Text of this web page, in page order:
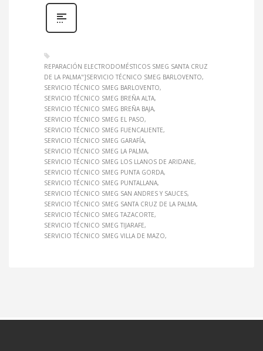
REPARACIÓN ELECTRODOMÉSTICOS SMEG SANTA CRUZ
DE LA PALMA"]SERVICIO TÉCNICO SMEG BARLOVENTO
SERVICIO TÉCNICO SMEG BARLOVENTO
SERVICIO TÉCNICO SMEG BREÑA ALTA
SERVICIO TÉCNICO SMEG BREÑA BAJA
SERVICIO TÉCNICO SMEG EL PASO
SERVICIO TÉCNICO SMEG FUENCALIENTE
SERVICIO TÉCNICO SMEG GARAFÍA
SERVICIO TÉCNICO SMEG LA PALMA
SERVICIO TÉCNICO SMEG LOS LLANOS DE ARIDANE
SERVICIO TÉCNICO SMEG PUNTA GORDA
SERVICIO TÉCNICO SMEG PUNTALLANA
SERVICIO TÉCNICO SMEG SAN ANDRES Y SAUCES
SERVICIO TÉCNICO SMEG SANTA CRUZ DE LA PALMA
SERVICIO TÉCNICO SMEG TAZACORTE
SERVICIO TÉCNICO SMEG TIJARAFE
SERVICIO TÉCNICO SMEG VILLA DE MAZO